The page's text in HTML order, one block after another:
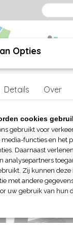
merk >BagBase -
Bag
Opties
Details Over
cookies
gebruikt voor
functies en het
Daarnaast
analysepartners
Zij kunnen
met andere
uw gebruik van hun